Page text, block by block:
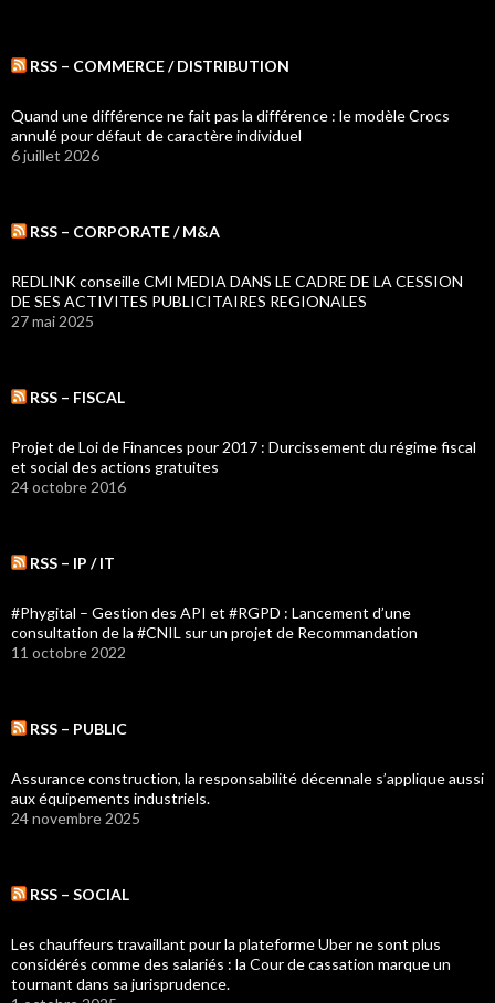
RSS – COMMERCE / DISTRIBUTION
Quand une différence ne fait pas la différence : le modèle Crocs
annulé pour défaut de caractère individuel
6 juillet 2026
RSS – CORPORATE / M&A
REDLINK conseille CMI MEDIA DANS LE CADRE DE LA CESSION
DE SES ACTIVITES PUBLICITAIRES REGIONALES
27 mai 2025
RSS – FISCAL
Projet de Loi de Finances pour 2017 : Durcissement du régime fiscal
et social des actions gratuites
24 octobre 2016
RSS – IP / IT
#Phygital – Gestion des API et #RGPD : Lancement d’une
consultation de la #CNIL sur un projet de Recommandation
11 octobre 2022
RSS – PUBLIC
Assurance construction, la responsabilité décennale s’applique aussi
aux équipements industriels.
24 novembre 2025
RSS – SOCIAL
Les chauffeurs travaillant pour la plateforme Uber ne sont plus
considérés comme des salariés : la Cour de cassation marque un
tournant dans sa jurisprudence.